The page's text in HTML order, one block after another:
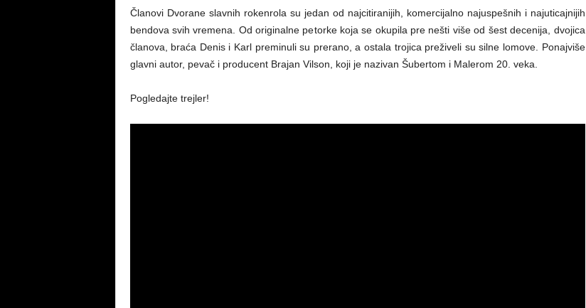
Članovi Dvorane slavnih rokenrola su jedan od najcitiranijih, komercijalno najuspešnih i najuticajnijih
bendova svih vremena. Od originalne petorke koja se okupila pre nešti više od šest decenija, dvojica
članova, braća Denis i Karl preminuli su prerano, a ostala trojica preživeli su silne lomove. Ponajviše
glavni autor, pevač i producent Brajan Vilson, koji je nazivan Šubertom i Malerom 20. veka.
Pogledajte trejler!